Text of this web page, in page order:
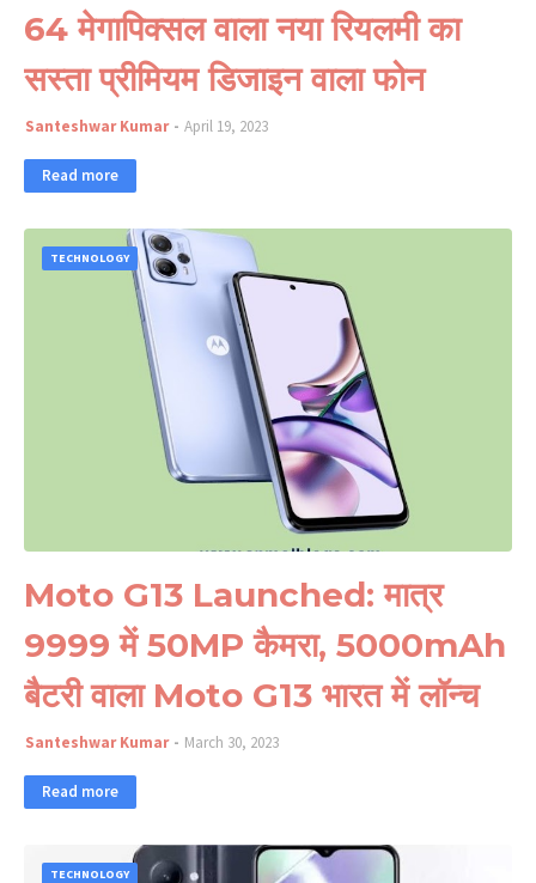
64 मेगापिक्सल वाला नया रियलमी का
सस्ता प्रीमियम डिजाइन वाला फोन
Santeshwar Kumar April 19, 2023
Read more
TECHNOLOGY
Moto G13 Launched: मात्र
9999 में 50MP कैमरा, 5000mAh
बैटरी वाला Moto G13 भारत में लॉन्च
Santeshwar Kumar March 30, 2023
Read more
TECHNOLOGY